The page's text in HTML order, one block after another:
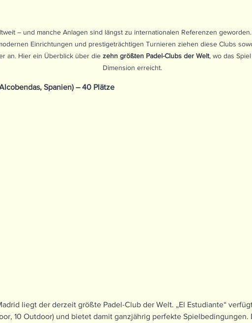
– und manche Anlagen sind längst zu internationalen Referenzen
Einrichtungen und prestigeträchtigen Turnieren ziehen diese Clubs
an. Hier ein Überblick über die zehn größten Padel-Clubs der Welt, wo das
Dimension erreicht.
Spanien) – 40 Plätze
liegt der derzeit größte Padel-Club der Welt. „El Estudiante“
10 Outdoor) und bietet damit ganzjährig perfekte